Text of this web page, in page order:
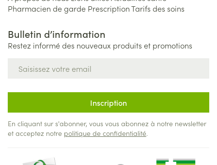
Pharmacien de garde PrescriptionTarifs des soins
Bulletin d’information
Restez informé des nouveaux produits et promotions
Inscription
En cliquant sur s'abonner, vous vous abonnez à notre newsletter
et acceptez notre politique de confidentialité.